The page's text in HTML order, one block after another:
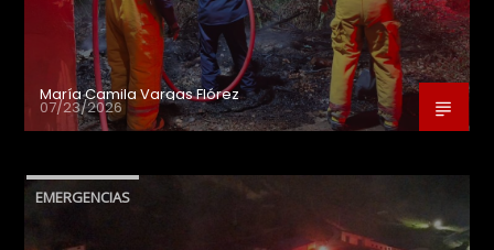
María Camila Vargas Flórez
07/23/2026
EMERGENCIAS